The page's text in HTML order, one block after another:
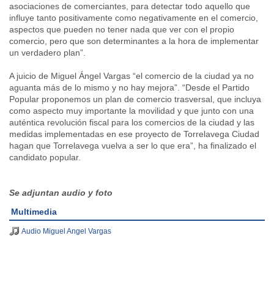
asociaciones de comerciantes, para detectar todo aquello que
influye tanto positivamente como negativamente en el comercio,
aspectos que pueden no tener nada que ver con el propio
comercio, pero que son determinantes a la hora de implementar
un verdadero plan”.
A juicio de Miguel Ángel Vargas “el comercio de la ciudad ya no
aguanta más de lo mismo y no hay mejora”. “Desde el Partido
Popular proponemos un plan de comercio trasversal, que incluya
como aspecto muy importante la movilidad y que junto con una
auténtica revolución fiscal para los comercios de la ciudad y las
medidas implementadas en ese proyecto de Torrelavega Ciudad
hagan que Torrelavega vuelva a ser lo que era”, ha finalizado el
candidato popular.
Se adjuntan audio y foto
Multimedia
Audio Miguel Angel Vargas